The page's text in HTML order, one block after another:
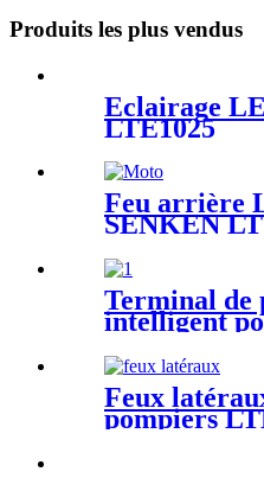
Produits les plus vendus
Éclairage
LTE1025
Feu arrière
SENKEN
Terminal de
intelligent
Feux
pompiers